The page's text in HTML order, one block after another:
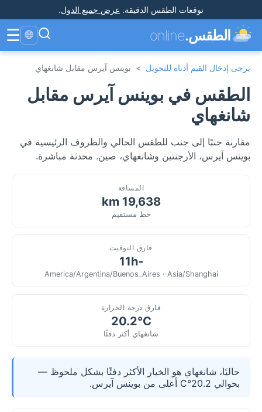
توقعات الطقس الدقيقة. عرض جميع الدول.
الطقس.online
🌐
☰
يرجى إدخال القيم أدناه للتحويل > بوينس آيرس مقابل شانغهاي
الطقس في بوينس آيرس مقابل
شانغهاي
مقارنة جنبًا إلى جنب للطقس الحالي والظروف الرئيسية في
بوينس آيرس، الأرجنتين وشانغهاي، صين. محدثة مباشرة.
المسافة
19,638 km
خط مستقيم
فارق التوقيت
-11h
America/Argentina/Buenos_Aires · Asia/Shanghai
فارق درجة الحرارة
20.2°C
شانغهاي أكثر دفئًا
حاليًا، شانغهاي هو الخيار الأكثر دفئًا بشكل ملحوظ —
بحوالي 20.2°C أعلى من بوينس آيرس.